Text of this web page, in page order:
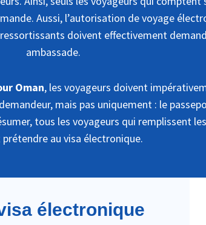
Aussi, l’autorisation de voyage
doivent effectivement
ambassade.
Oman, les voyageurs doivent
mais pas uniquement : le
tous les voyageurs qui remplissent
prétendre au visa électronique.
électronique